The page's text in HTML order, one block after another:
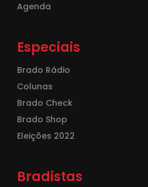
Agenda
Especiais
Brado Rádio
Colunas
Brado Check
Brado Shop
Eleições 2022
Bradistas